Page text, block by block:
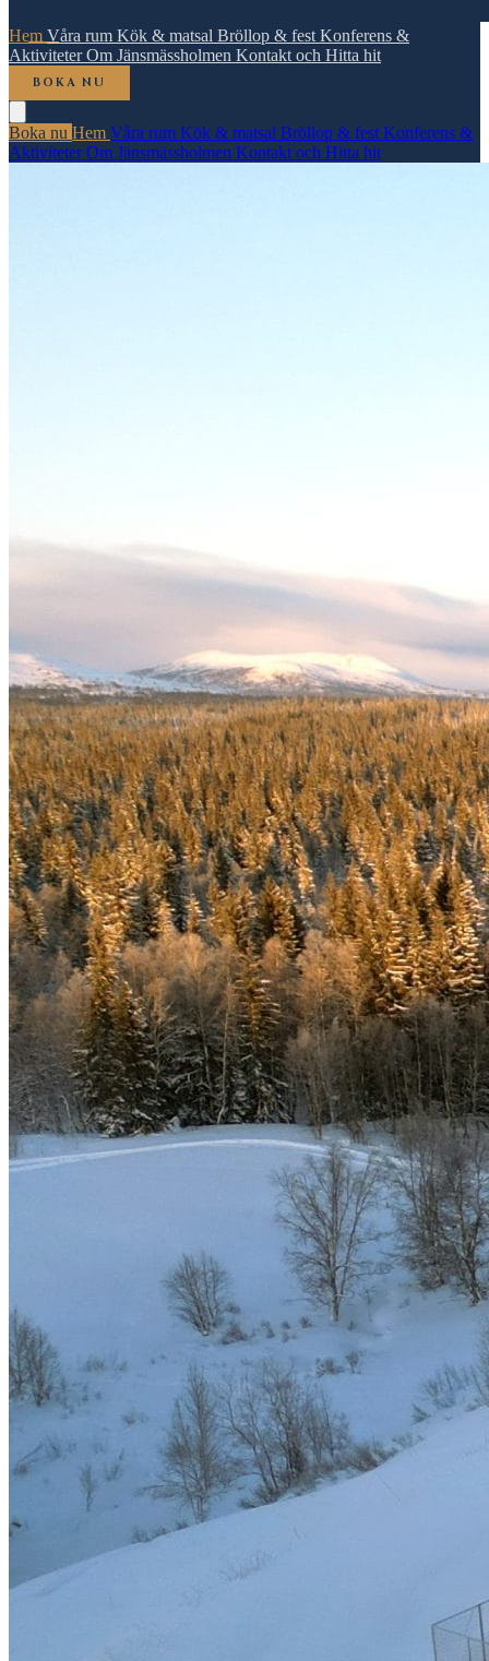
Hem Våra rum Kök & matsal Bröllop & fest Konferens &
AktiviteterOm Jänsmässholmen Kontakt och Hitta hit
BOKA NU
Boka nu Hem Våra rum Kök & matsal Bröllop & fest Konferens &
AktiviteterOm Jänsmässholmen Kontakt och Hitta hit